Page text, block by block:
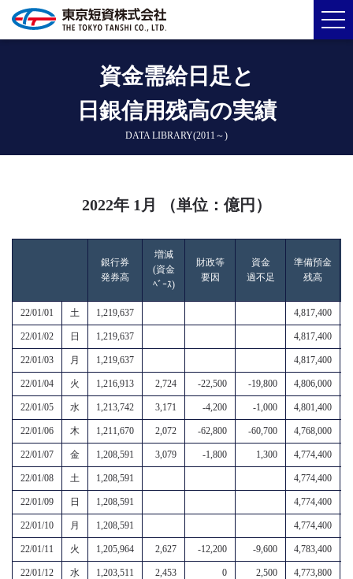
資金需給日足と
日銀信用残高の実績
DATA LIBRARY(2011～)
2022年 1月 （単位：億円）
銀行券
発券高
増減
(資金
ﾍﾞｰｽ)
財政等
要因
資金
過不足
準備預金
残高
22/01/01 土 1,219,637 4,817,400
22/01/02 日 1,219,637 4,817,400
22/01/03 月 1,219,637 4,817,400
22/01/04 火 1,216,913 2,724 -22,500 -19,800 4,806,000
22/01/05 水 1,213,742 3,171 -4,200 -1,000 4,801,400
22/01/06 木 1,211,670 2,072 -62,800 -60,700 4,768,000
22/01/07 金 1,208,591 3,079 -1,800 1,300 4,774,400
22/01/08 土 1,208,591 4,774,400
22/01/09 日 1,208,591 4,774,400
22/01/10 月 1,208,591 4,774,400
22/01/11 火 1,205,964 2,627 -12,200 -9,600 4,783,400
22/01/12 水 1,203,511 2,453 0 2,500 4,773,800